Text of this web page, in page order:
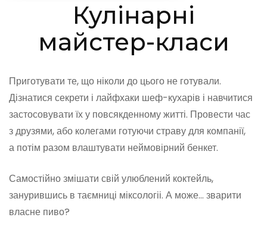
Кулінарні
майстер-класи
Приготувати те, що ніколи до цього не готували.
Дізнатися секрети і лайфхаки шеф-кухарів і навчитися
застосовувати їх у повсякденному житті. Провести час
з друзями, або колегами готуючи страву для компанії,
а потім разом влаштувати неймовірний бенкет.
Самостійно змішати свій улюблений коктейль,
занурившись в таємниці міксологіі. А може… зварити
власне пиво?